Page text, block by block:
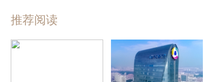
推荐阅读